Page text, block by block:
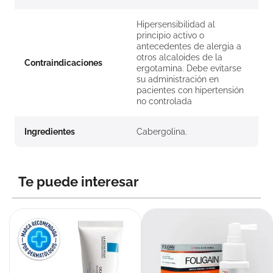
Contraindicaciones
Hipersensibilidad al
principio activo o
antecedentes de alergia a
otros alcaloides de la
ergotamina. Debe evitarse
su administración en
pacientes con hipertensión
no controlada
Ingredientes Cabergolina.
Te puede interesar